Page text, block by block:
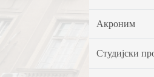
Акроним
Студијски